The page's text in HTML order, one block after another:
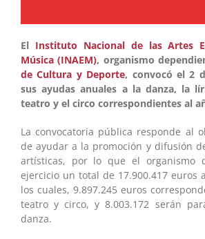
El Instituto Nacional de las Artes
Música (INAEM), organismo
de Cultura y Deporte, convocó el 2
sus ayudas anuales a la danza, la
teatro y el circo correspondientes al
La convocatoria pública responde al
de ayudar a la promoción y difusión
artísticas, por lo que el organismo
ejercicio un total de 17.900.417 euros
los cuales, 9.897.245 euros
teatro y circo, y 8.003.172 serán
danza.